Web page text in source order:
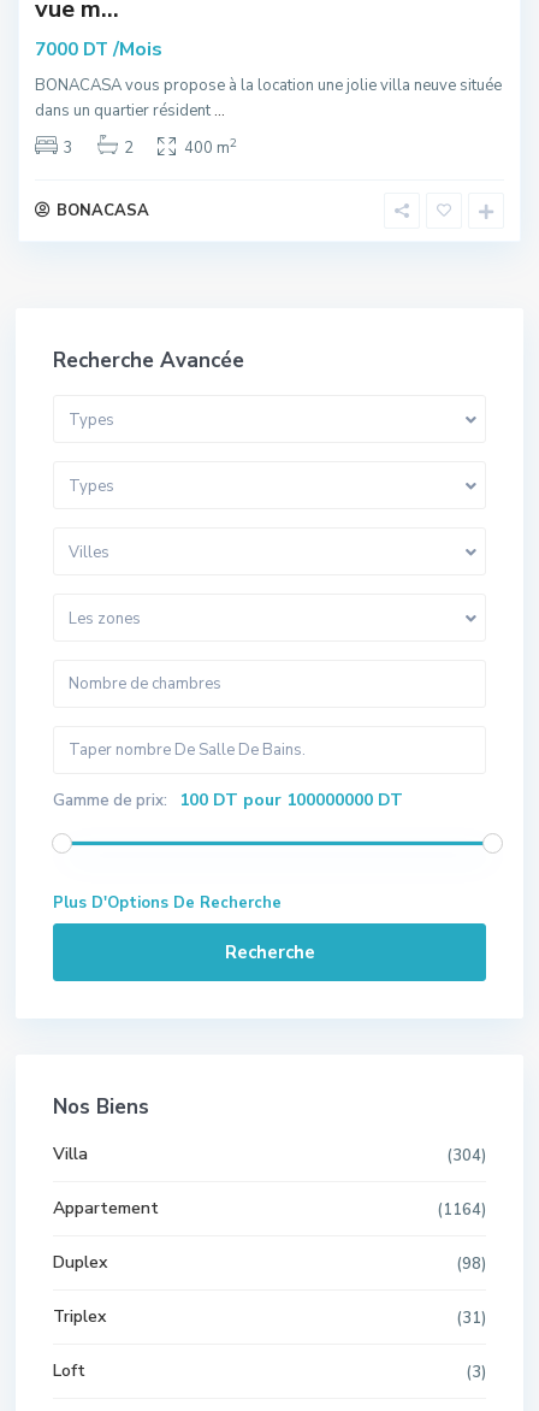
vue m...
7000 DT /Mois
BONACASA vous propose à la location une jolie villa neuve située
dans un quartier résident...
3
2 400 m2
BONACASA
Recherche Avancée
Types
Types
Villes
Les zones
Gamme de prix: 100 DT pour 100000000 DT
Plus D'Options De Recherche
Recherche
Nos Biens
Villa (304)
Appartement (1164)
Duplex (98)
Triplex (31)
Loft (3)